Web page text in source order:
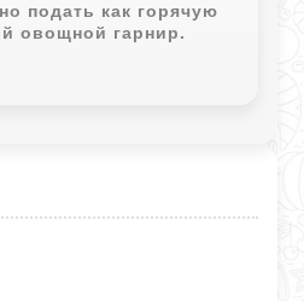
подать как горячую
овощной гарнир.